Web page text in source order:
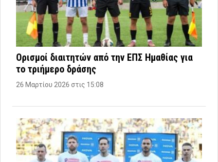
Ορισμοί διαιτητών από την ΕΠΣ Ημαθίας για
το τριήμερο δράσης
26 Μαρτίου 2026 στις 15:08